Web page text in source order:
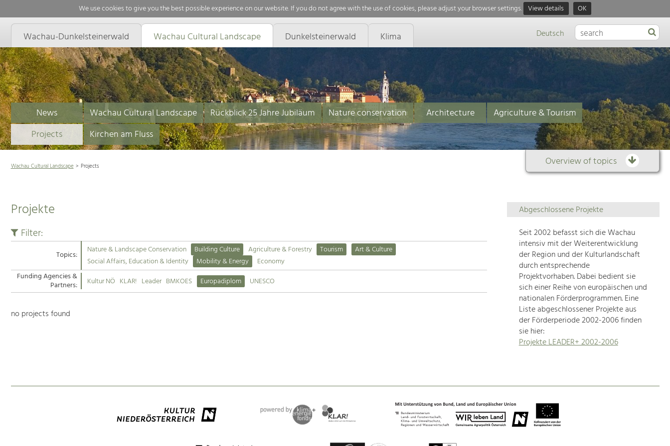
We use cookies to give you the best possible experience on our website. If you do not agree with the use of cookies, please adjust your browser settings. View details OK
Wachau-Dunkelsteinerwald Wachau Cultural Landscape Dunkelsteinerwald Klima Deutsch
News Wachau Cultural Landscape Rückblick 25 Jahre Jubiläum Nature conservation Architecture
Agriculture & Tourism
Projects
Kirchen am Fluss
Overview of topics
Overview
of
topics
Development
within
our
region
is
extremely
diverse.
Which
provide
you
with
an
Wachau Cultural Landscape Projects
Projekte
Filter:
Topics: Nature & Landscape Conservation Building Culture Agriculture & Forestry Tourism
Art & Culture
Social Affairs, Education & Identity
Mobility & Energy
Economy
Funding Agencies &
Partners: Kultur NÖ KLAR! Leader BMKOES Europadiplom UNESCO
no projects found
Abgeschlossene Projekte
Seit 2002 befasst sich die Wachau
intensiv mit der Weiterentwicklung
der Region und der Kulturlandschaft
durch entsprechende
Projektvorhaben. Dabei bedient sie
sich einer Reihe von europäischen und
nationalen Förderprogrammen. Eine
Liste abgeschlossener Projekte aus
der Förderperiode 2002-2006 finden
sie hier:
Projekte LEADER+ 2002-2006